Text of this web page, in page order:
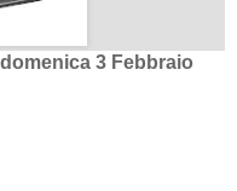
3 Febbraio